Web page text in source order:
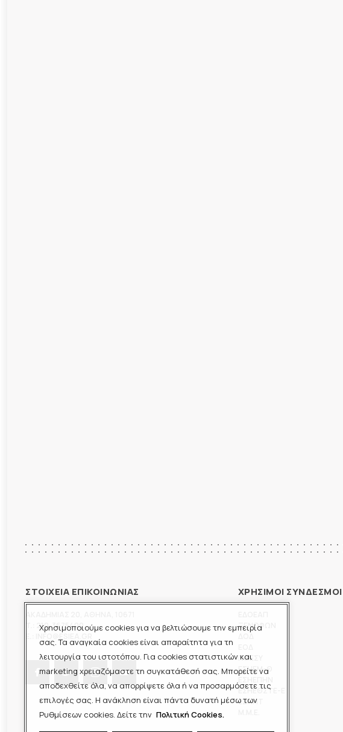
Χρησιμοποιούμε cookies για να βελτιώσουμε την εμπειρία
σας. Τα αναγκαία cookies είναι απαραίτητα για τη
λειτουργία του ιστοτόπου. Για cookies στατιστικών και
marketing χρειαζόμαστε τη συγκατάθεσή σας. Μπορείτε να
αποδεχθείτε όλα, να απορρίψετε όλα ή να προσαρμόσετε τις
επιλογές σας. Η ανάκληση είναι πάντα δυνατή μέσω των
Ρυθμίσεων cookies. Δείτε την Πολιτική Cookies.
ΣΤΟΙΧΕΙΑ ΕΠΙΚΟΙΝΩΝΙΑΣ
210-3675400
ΧΡΗΣΙΜΟΙ ΣΥΝΔΕΣΜΟΙ
ΞΕΝΟΦΩΝ
ΠΟΕΣΥ
ΕΣΗΕΜ-Θ
ΕΣΗΕΘΣΤΕ-Ε
ΕΣΠΗΤ